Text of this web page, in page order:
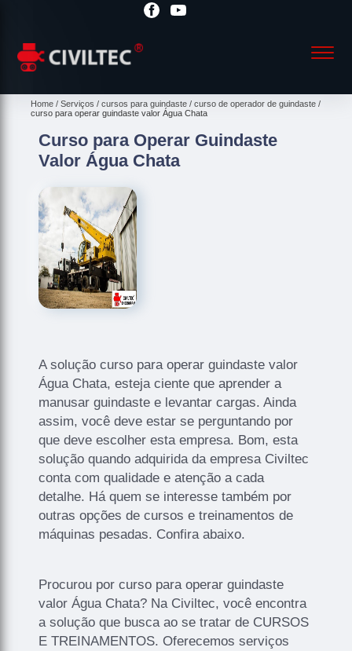
Home Serviços cursos para guindaste
curso de operador de guindaste
curso para operar guindaste valor Água Chata
Curso para Operar Guindaste
Valor Água Chata
A solução curso para operar guindaste valor
Água Chata, esteja ciente que aprender a
manusar guindaste e levantar cargas. Ainda
assim, você deve estar se perguntando por
que deve escolher esta empresa. Bom, esta
solução quando adquirida da empresa Civiltec
conta com qualidade e atenção a cada
detalhe. Há quem se interesse também por
outras opções de cursos e treinamentos de
máquinas pesadas. Confira abaixo.
Procurou por curso para operar guindaste
valor Água Chata? Na Civiltec, você encontra
a solução que busca ao se tratar de CURSOS
E TREINAMENTOS. Oferecemos serviços